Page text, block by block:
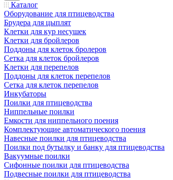
Каталог
Оборудование для птицеводства
Брудера для цыплят
Клетки для кур несушек
Клетки для бройлеров
Поддоны для клеток бролеров
Сетка для клеток бройлеров
Клетки для перепелов
Поддоны для клеток перепелов
Сетка для клеток перепелов
Инкубаторы
Поилки для птицеводства
Ниппельные поилки
Емкости для ниппельного поения
Комплектующие автоматического поения
Навесные поилки для птицеводства
Поилки под бутылку и банку для птицеводства
Вакуумные поилки
Сифонные поилки для птицеводства
Подвесные поилки для птицеводства